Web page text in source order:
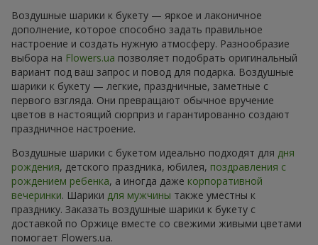
Воздушные шарики к букету — яркое и лаконичное
дополнение, которое способно задать правильное
настроение и создать нужную атмосферу. Разнообразие
выбора на Flowers.ua позволяет подобрать оригинальный
вариант под ваш запрос и повод для подарка. Воздушные
шарики к букету — легкие, праздничные, заметные с
первого взгляда. Они превращают обычное вручение
цветов в настоящий сюрприз и гарантированно создают
праздничное настроение.
Воздушные шарики с букетом идеально подходят для дня
рождения, детского праздника, юбилея, поздравления с
рождением ребенка, а иногда даже корпоративной
вечеринки. Шарики для мужчины также уместны к
празднику. Заказать воздушные шарики к букету с
доставкой по Оржице вместе со свежими живыми цветами
помогает Flowers.ua.